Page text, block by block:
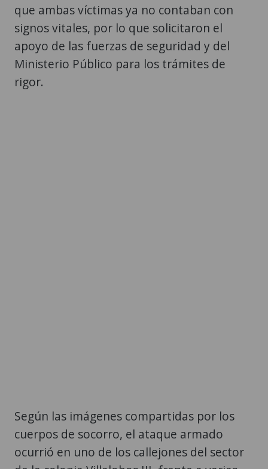
que ambas víctimas ya no contaban con
signos vitales, por lo que solicitaron el
apoyo de las fuerzas de seguridad y del
Ministerio Público para los trámites de
rigor.
Según las imágenes compartidas por los
cuerpos de socorro, el ataque armado
ocurrió en uno de los callejones del sector